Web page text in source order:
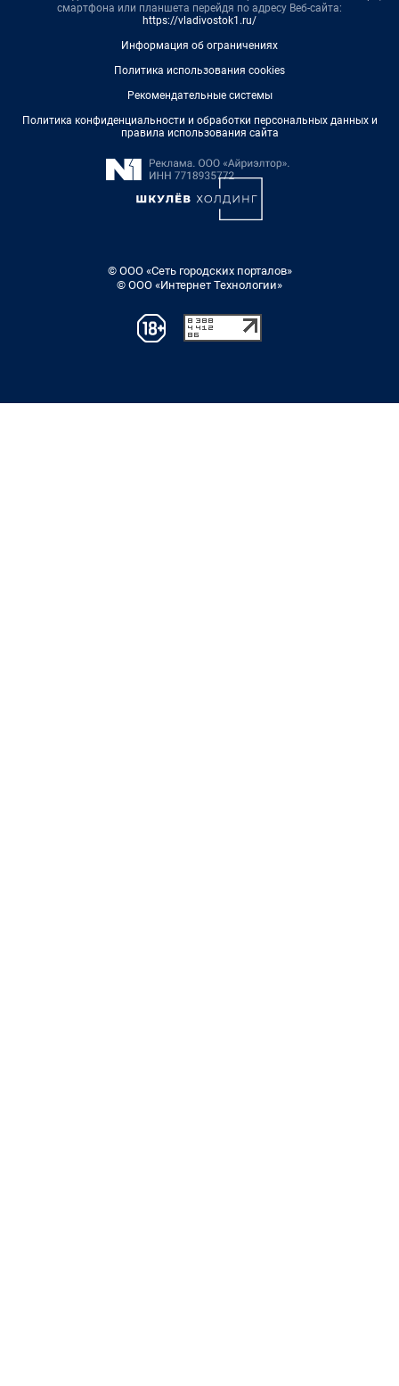
смартфона или планшета перейдя по адресу Веб-сайта:
https://vladivostok1.ru/
Информация об ограничениях
Политика использования cookies
Рекомендательные системы
Политика конфиденциальности и обработки персональных данных и
правила использования сайта
© ООО «Сеть городских порталов»
© ООО «Интернет Технологии»